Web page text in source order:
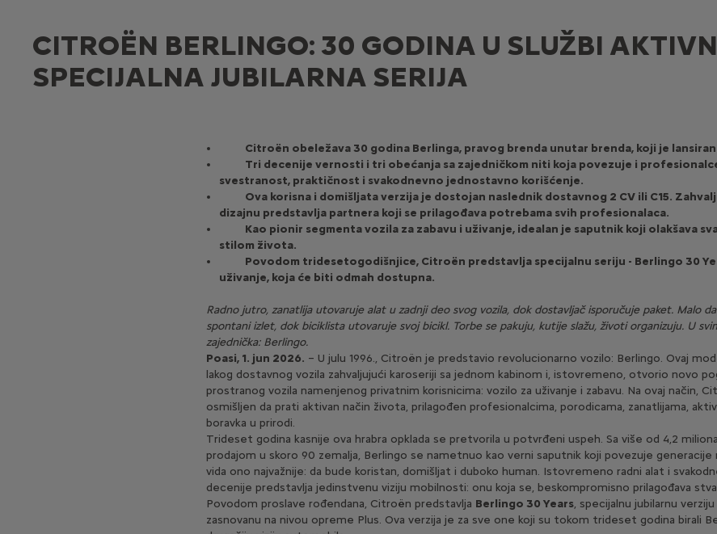
CITROËN BERLINGO: 30 GODINA U SLUŽBI
SPECIJALNA JUBILARNA SERIJA
Citroën obeležava 30 godina Berlinga, pravog brenda unutar brenda, koji je lansiran
Tri decenije vernosti i tri obećanja sa zajedničkom niti koja povezuje i
svestranost, praktičnost i svakodnevno jednostavno korišćenje.
Ova korisna i domišljata verzija je dostojan naslednik dostavnog 2 CV ili C15.
dizajnu predstavlja partnera koji se prilagođava potrebama svih profesionalaca.
Kao pionir segmenta vozila za zabavu i uživanje, idealan je saputnik koji olakšava
stilom života.
Povodom tridesetogodišnjice, Citroën predstavlja specijalnu seriju - Berlingo 30
uživanje, koja će biti odmah dostupna.
Radno jutro, zanatlija utovaruje alat u zadnji deo svog vozila, dok dostavljač isporučuje paket. Malo
spontani izlet, dok biciklista utovaruje svoj bicikl. Torbe se pakuju, kutije slažu, životi organizuju. U
zajednička: Berlingo.
Poasi, 1. jun 2026. – U julu 1996., Citroën je predstavio revolucionarno vozilo: Berlingo. Ovaj
lakog dostavnog vozila zahvaljujući karoseriji sa jednom kabinom i, istovremeno, otvorio novo
prostranog vozila namenjenog privatnim korisnicima: vozilo za uživanje i zabavu. Na ovaj način,
osmišljen da prati aktivan način života, prilagođen profesionalcima, porodicama, zanatlijama,
boravka u prirodi.
Trideset godina kasnije ova hrabra opklada se pretvorila u potvrđeni uspeh. Sa više od 4,2
prodajom u skoro 90 zemalja, Berlingo se nametnuo kao verni saputnik koji povezuje
vida ono najvažnije: da bude koristan, domišljat i duboko human. Istovremeno radni alat i
decenije predstavlja jedinstvenu viziju mobilnosti: onu koja se, beskompromisno prilagođava
Povodom proslave rođendana, Citroën predstavlja Berlingo 30 Years, specijalnu jubilarnu
zasnovanu na nivou opreme Plus. Ova verzija je za sve one koji su tokom trideset godina birali